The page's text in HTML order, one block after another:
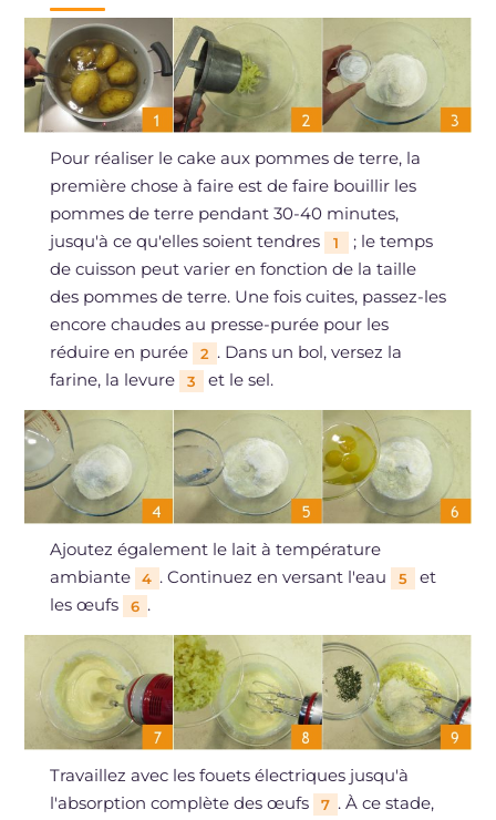
Pour réaliser le cake aux pommes de terre, la
première chose à faire est de faire bouillir les
pommes de terre pendant 30-40 minutes,
jusqu'à ce qu'elles soient tendres
1
; le temps
de cuisson peut varier en fonction de la taille
des pommes de terre. Une fois cuites, passez-les
encore chaudes au presse-purée pour les
réduire en purée
2 . Dans un bol, versez la
farine, la levure
3 et le sel.
Ajoutez également le lait à température
ambiante
4 . Continuez en versant l'eau 5
et
les œufs
6 .
Travaillez avec les fouets électriques jusqu'à
l'absorption complète des œufs
7 . À ce stade,